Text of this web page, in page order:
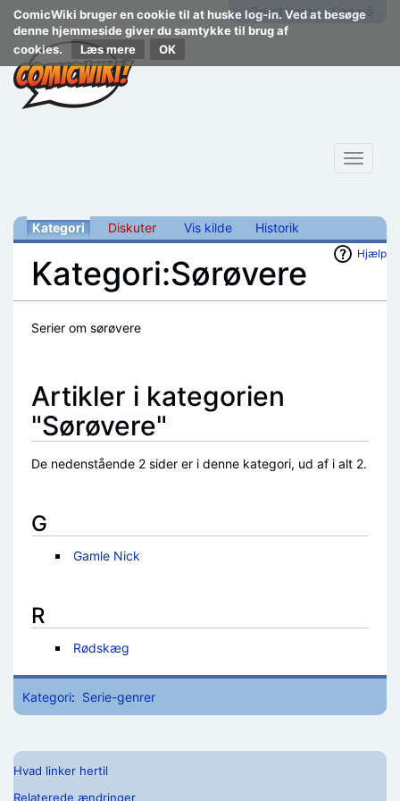
ComicWiki bruger en cookie til at huske log-in. Ved at besøge
denne hjemmeside giver du samtykke til brug af
cookies.
Læs mere
Opret konto Log på
Toggle
Kategori Diskuter Vis kilde Historik
Hjælp
Kategori:Sørøvere
Serier om sørøvere
Artikler i kategorien
"Sørøvere"
De nedenstående 2 sider er i denne kategori, ud af i alt 2.
G
Gamle Nick
R
Rødskæg
Kategori: Serie-genrer
Hvad linker hertil
Relaterede ændringer